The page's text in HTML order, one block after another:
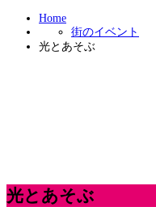
Home
街のイベント
光とあそぶ
光とあそぶ